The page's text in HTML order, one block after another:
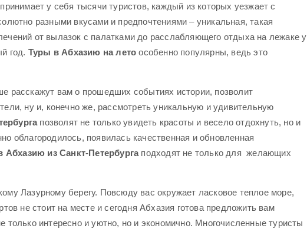
у себя тысячи туристов, каждый из которых уезжает с
разными вкусами и предпочтениями – уникальная, такая
от вылазок с палатками до расслабляющего отдыха на лежаке у
год. Туры в Абхазию на лето особенно популярны, ведь это
расскажут вам о прошедших событиях истории, позволит
ну и, конечно же, рассмотреть уникальную и удивительную
позволят не только увидеть красоты и весело отдохнуть, но и
облагородилось, появилась качественная и обновленная
Абхазию из Санкт-Петербургаподходят не только для желающих
Лазурному берегу. Повсюду вас окружает ласковое теплое море,
не стоит на месте и сегодня Абхазия готова предложить вам
интересно и уютно, но и экономично. Многочисленные туристы